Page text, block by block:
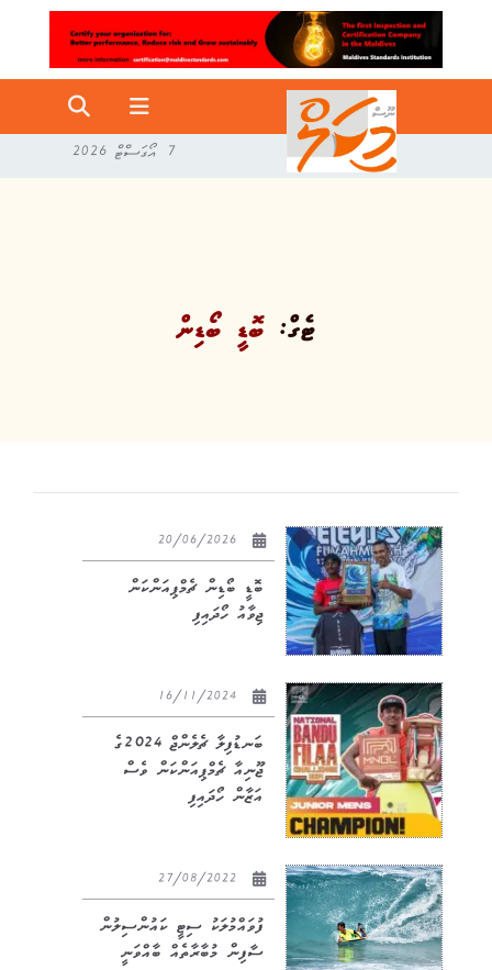
7 އޯގަސްޓް 2026
ޓެގް: ބޮޑީ ބޯޑިން
ބޮޑީ ބޯޑިން ޗެމްޕިއަންކަން
ޖިވާއު ހޯދައިފި
ބަނޑުފިލާ ޗެލެންޖް 2024ގެ
ޖޫނިއާ ޗެމްޕިއަންކަން ވެސް
އަޒާން ހޯދައިފި
ފުވައްމުލަކު ސިޓީ ކައުންސިލުން
ސާފިން މުބާރާތެއް ބާއްވަނީ